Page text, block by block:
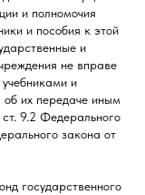
и полномочия
и пособия к этой
и
не вправе
и
их передаче иным
9.2 Федерального
закона от
государственного